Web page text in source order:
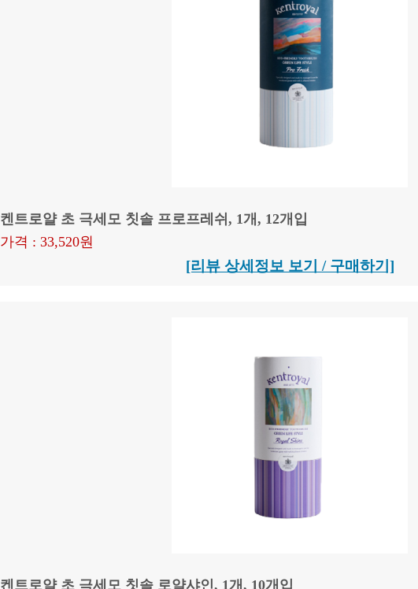
켄트로얄 초 극세모 칫솔 프로프레쉬, 1개, 12개입
가격 : 33,520원
[리뷰 상세정보 보기 / 구매하기]
켄트로얄 초 극세모 칫솔 로얄샤인, 1개, 10개입